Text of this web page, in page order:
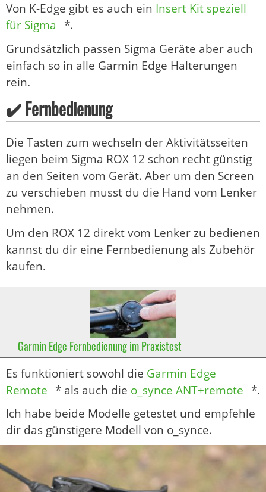
Von K-Edge gibt es auch ein Insert Kit speziell
für Sigma
*.
Grundsätzlich passen Sigma Geräte aber auch
einfach so in alle Garmin Edge Halterungen
rein.
✔️ Fernbedienung
Die Tasten zum wechseln der Aktivitätsseiten
liegen beim Sigma ROX 12 schon recht günstig
an den Seiten vom Gerät. Aber um den Screen
zu verschieben musst du die Hand vom Lenker
nehmen.
Um den ROX 12 direkt vom Lenker zu bedienen
kannst du dir eine Fernbedienung als Zubehör
kaufen.
Garmin Edge Fernbedienung im Praxistest
Es funktioniert sowohl die Garmin Edge
Remote * als auch die o_synce ANT+remote *.
Ich habe beide Modelle getestet und empfehle
dir das günstigere Modell von o_synce.